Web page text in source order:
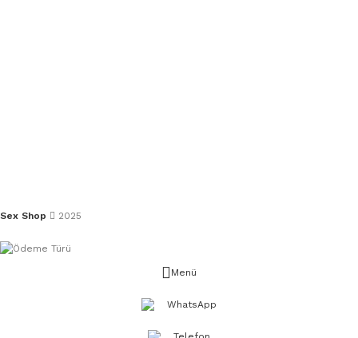
Sex Shop 2025
Menü
WhatsApp